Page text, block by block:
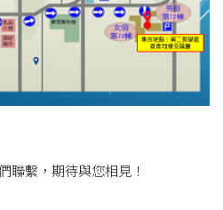
聯繫，期待與您相見！